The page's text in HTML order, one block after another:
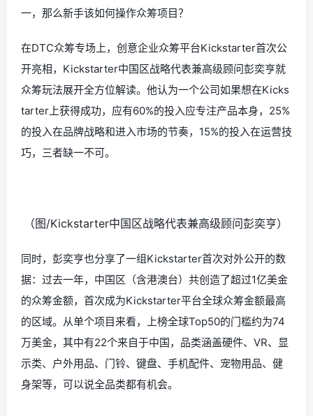
一，那么新手该如何操作众筹项目？
在DTC众筹专场上，创意企业众筹平台Kickstarter首次公
开亮相，Kickstarter中国区战略代表兼高级顾问彭奕亨就
众筹玩法展开全方位解读。他认为一个公司如果想在Kicks
tarter上获得成功，应有60%的投入应专注产品本身，25%
的投入在品牌战略和进入市场的节奏，15%的投入在运营技
巧，三者缺一不可。
（图/Kickstarter中国区战略代表兼高级顾问彭奕亨）
同时，彭奕亨也分享了一组Kickstarter首次对外公开的数
据：过去一年，中国区（含港澳台）共创造了超过1亿美金
的众筹金额，首次成为Kickstarter平台全球众筹金额最高
的区域。 从单个项目来看，上榜全球Top50的门槛约为74
万美金，其中有22个来自于中国，品类涵盖硬件、VR、显
示类、户外用品、门铃、键盘、手机配件、宠物用品、健
身架等，可以说全品类都有机会。